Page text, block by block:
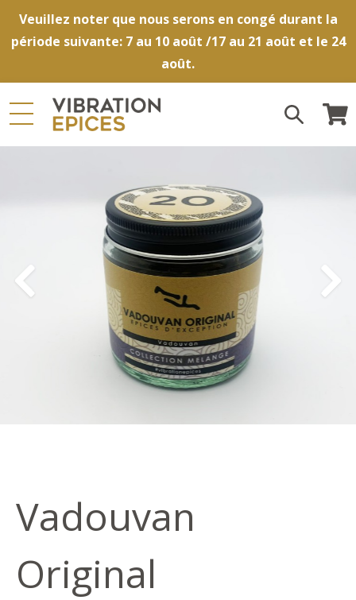
Veuillez noter que nous serons en congé durant la
période suivante: 7 au 10 août /17 au 21 août et le 24
août.
Vadouvan
Original